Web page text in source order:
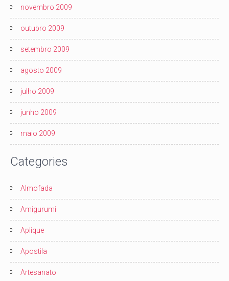
novembro 2009
outubro 2009
setembro 2009
agosto 2009
julho 2009
junho 2009
maio 2009
Categories
Almofada
Amigurumi
Aplique
Apostila
Artesanato